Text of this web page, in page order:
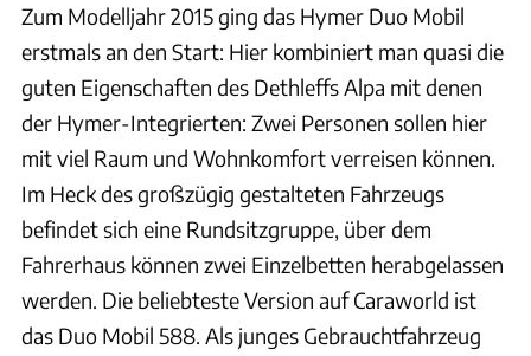
Zum Modelljahr 2015 ging das Hymer Duo Mobil
erstmals an den Start: Hier kombiniert man quasi die
guten Eigenschaften des Dethleffs Alpa mit denen
der Hymer-Integrierten: Zwei Personen sollen hier
mit viel Raum und Wohnkomfort verreisen können.
Im Heck des großzügig gestalteten Fahrzeugs
befindet sich eine Rundsitzgruppe, über dem
Fahrerhaus können zwei Einzelbetten herabgelassen
werden. Die beliebteste Version auf Caraworld ist
das Duo Mobil 588. Als junges Gebrauchtfahrzeug